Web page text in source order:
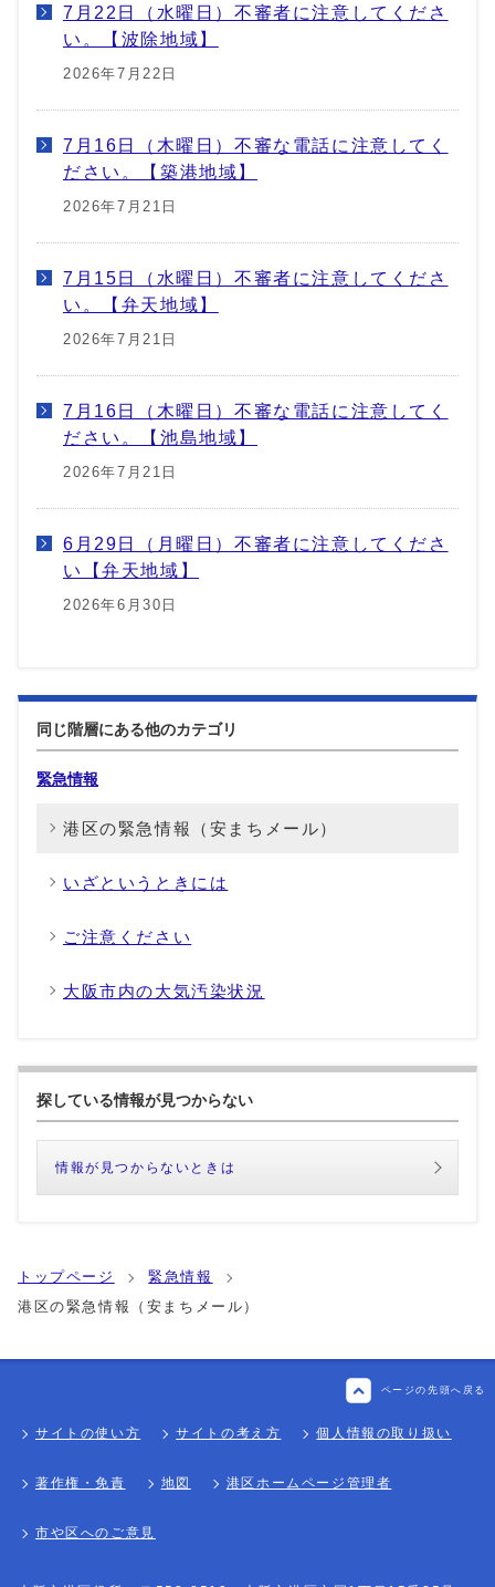
7月22日（水曜日）不審者に注意してくださ
い。【波除地域】
2026年7月22日
7月16日（木曜日）不審な電話に注意してく
ださい。【築港地域】
2026年7月21日
7月15日（水曜日）不審者に注意してくださ
い。【弁天地域】
2026年7月21日
7月16日（木曜日）不審な電話に注意してく
ださい。【池島地域】
2026年7月21日
6月29日（月曜日）不審者に注意してくださ
い【弁天地域】
2026年6月30日
同じ階層にある他のカテゴリ
緊急情報
港区の緊急情報（安まちメール）
いざというときには
ご注意ください
大阪市内の大気汚染状況
探している情報が見つからない
情報が見つからないときは
トップページ
緊急情報
港区の緊急情報（安まちメール）
ページの先頭へ戻る
サイトの使い方 サイトの考え方 個人情報の取り扱い
著作権・免責 地図 港区ホームページ管理者
市や区へのご意見